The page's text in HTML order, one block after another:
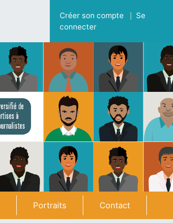
Menu du compte de l'utilisateur
Créer son compte
Se
connecter
Portraits Contact